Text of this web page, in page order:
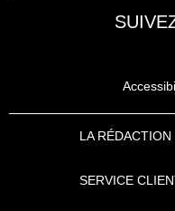
LA RÉDACTION
SERVICE